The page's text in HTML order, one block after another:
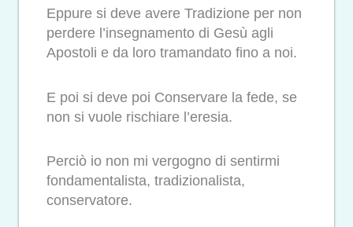
Eppure si deve avere Tradizione per non
perdere l’insegnamento di Gesù agli
Apostoli e da loro tramandato fino a noi.
E poi si deve poi Conservare la fede, se
non si vuole rischiare l’eresia.
Perciò io non mi vergogno di sentirmi
fondamentalista, tradizionalista,
conservatore.